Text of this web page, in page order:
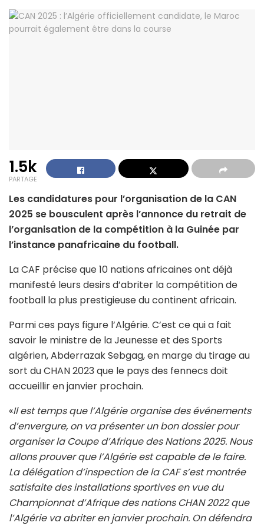
1.5k
PARTAGE
Les candidatures pour l’organisation de la CAN
2025 se bousculent après l’annonce du retrait de
l’organisation de la compétition à la Guinée par
l’instance panafricaine du football.
La CAF précise que 10 nations africaines ont déjà
manifesté leurs desirs d’abriter la compétition de
football la plus prestigieuse du continent africain.
Parmi ces pays figure l’Algérie. C’est ce qui a fait
savoir le ministre de la Jeunesse et des Sports
algérien, Abderrazak Sebgag, en marge du tirage au
sort du CHAN 2023 que le pays des fennecs doit
accueillir en janvier prochain.
«Il est temps que l’Algérie organise des événements
d’envergure, on va présenter un bon dossier pour
organiser la Coupe d’Afrique des Nations 2025. Nous
allons prouver que l’Algérie est capable de le faire.
La délégation d’inspection de la CAF s’est montrée
satisfaite des installations sportives en vue du
Championnat d’Afrique des nations CHAN 2022 que
l’Algérie va abriter en janvier prochain. On défendra